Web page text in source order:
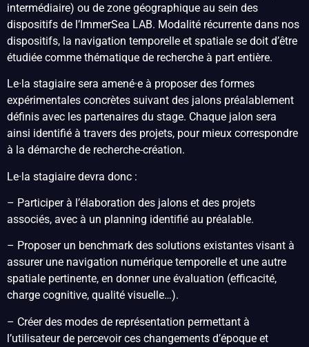
intermédiaire) ou de zone géographique au sein des
dispositifs de l’ImmerSea LAB. Modalité récurrente dans nos
dispositifs, la navigation temporelle et spatiale se doit d’être
étudiée comme thématique de recherche à part entière.
Le·la stagiaire sera amené·e à proposer des formes
expérimentales concrètes suivant des jalons préalablement
définis avec les partenaires du stage. Chaque jalon sera
ainsi identifié à travers des projets, pour mieux correspondre
à la démarche de recherche-création.
Le·la stagiaire devra donc :
– Participer à l’élaboration des jalons et des projets
associés, avec à un planning identifié au préalable.
– Proposer un benchmark des solutions existantes visant à
assurer une navigation numérique temporelle et une autre
spatiale pertinente, en donner une évaluation (efficacité,
charge cognitive, qualité visuelle…).
– Créer des modes de représentation permettant à
l’utilisateur de percevoir ces changements d’époque et